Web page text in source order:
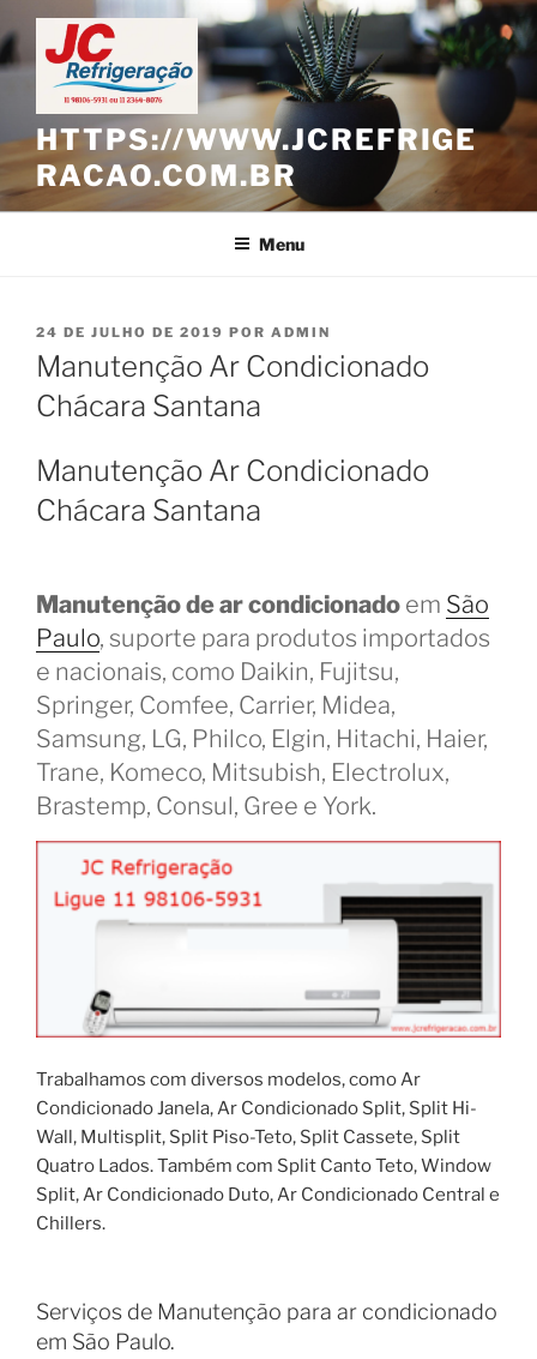
Pular
para
o
conteúdo
HTTPS://WWW.JCREFRIGE
RACAO.COM.BR
Menu
PUBLICADO
EM
24 DE JULHO DE 2019 POR ADMIN
Manutenção Ar Condicionado
Chácara Santana
Manutenção Ar Condicionado
Chácara Santana
Manutenção de ar condicionado em São
Paulo, suporte para produtos importados
e nacionais, como Daikin, Fujitsu,
Springer, Comfee, Carrier, Midea,
Samsung, LG, Philco, Elgin, Hitachi, Haier,
Trane, Komeco, Mitsubish, Electrolux,
Brastemp, Consul, Gree e York.
Trabalhamos com diversos modelos, como Ar
Condicionado Janela, Ar Condicionado Split, Split Hi-
Wall, Multisplit, Split Piso-Teto, Split Cassete, Split
Quatro Lados. Também com Split Canto Teto, Window
Split, Ar Condicionado Duto, Ar Condicionado Central e
Chillers.
Serviços de Manutenção para ar condicionado
em São Paulo.